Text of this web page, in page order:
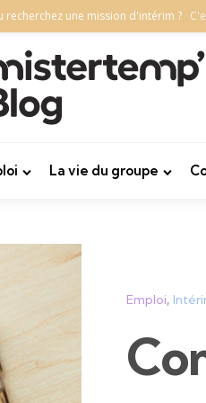
La vie du groupe
Categories
Emploi
recherchez une mission d'intérim ?